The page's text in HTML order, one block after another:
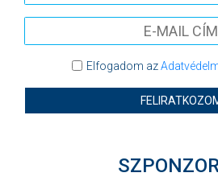
Elfogadom az